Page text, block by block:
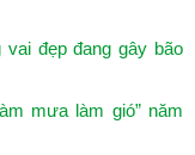
đẹp đang gây bão
mưa làm gió” năm